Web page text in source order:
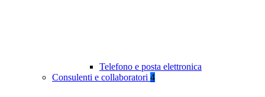
Telefono e posta elettronica
Consulenti e collaboratori 4